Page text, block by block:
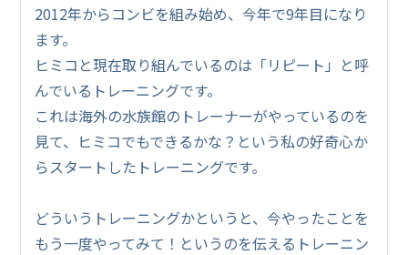
2012年からコンビを組み始め、今年で9年目になり
ます。
ヒミコと現在取り組んでいるのは「リピート」と呼
んでいるトレーニングです。
これは海外の水族館のトレーナーがやっているのを
見て、ヒミコでもできるかな？という私の好奇心か
らスタートしたトレーニングです。
どういうトレーニングかというと、今やったことを
もう一度やってみて！というのを伝えるトレーニン